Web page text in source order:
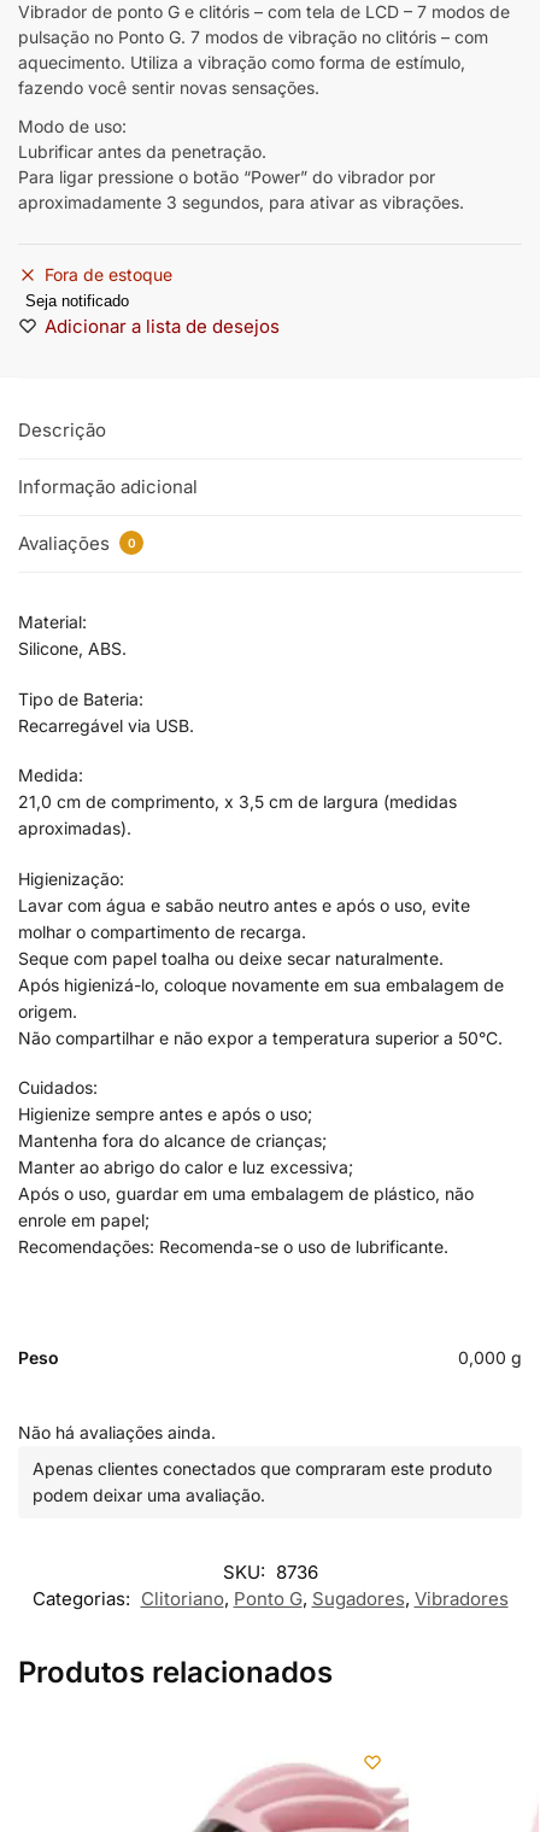
Vibrador de ponto G e clitóris – com tela de LCD – 7 modos de
pulsação no Ponto G. 7 modos de vibração no clitóris – com
aquecimento. Utiliza a vibração como forma de estímulo,
fazendo você sentir novas sensações.
Modo de uso:
Lubrificar antes da penetração.
Para ligar pressione o botão “Power” do vibrador por
aproximadamente 3 segundos, para ativar as vibrações.
Fora de estoque
Seja notificado
Adicionar a lista de desejos
Descrição
Informação adicional
Avaliações 0
Material:
Silicone, ABS.
Tipo de Bateria:
Recarregável via USB.
Medida:
21,0 cm de comprimento, x 3,5 cm de largura (medidas
aproximadas).
Higienização:
Lavar com água e sabão neutro antes e após o uso, evite
molhar o compartimento de recarga.
Seque com papel toalha ou deixe secar naturalmente.
Após higienizá-lo, coloque novamente em sua embalagem de
origem.
Não compartilhar e não expor a temperatura superior a 50°C.
Cuidados:
Higienize sempre antes e após o uso;
Mantenha fora do alcance de crianças;
Manter ao abrigo do calor e luz excessiva;
Após o uso, guardar em uma embalagem de plástico, não
enrole em papel;
Recomendações: Recomenda-se o uso de lubrificante.
Peso 0,000 g
Não há avaliações ainda.
Apenas clientes conectados que compraram este produto
podem deixar uma avaliação.
SKU: 8736
Categorias: Clitoriano, Ponto G, Sugadores, Vibradores
Produtos relacionados